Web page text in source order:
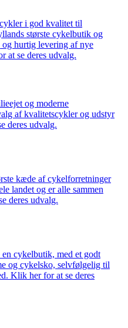
i god kvalitet til
største cykelbutik og
og hurtig levering af nye
at se deres udvalg.
og moderne
af kvalitetscykler og udstyr
deres udvalg.
kæde af cykelforretninger
landet og er alle sammen
deres udvalg.
cykelbutik, med et godt
og cykelsko, selvfølgelig til
Klik her for at se deres